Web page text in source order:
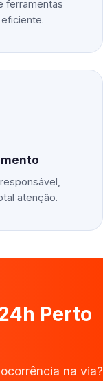
ferramentas
atenção.
Perto
na via?